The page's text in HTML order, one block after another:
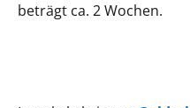
beträgt ca. 2 Wochen.